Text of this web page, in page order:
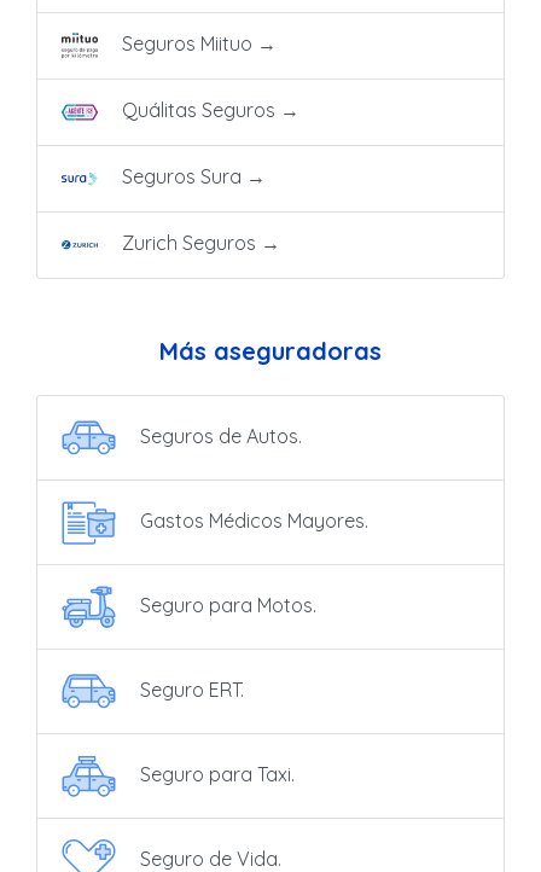
Seguros Miituo →
Quálitas Seguros →
Seguros Sura →
Zurich Seguros →
Más aseguradoras
Seguros de Autos.
Gastos Médicos Mayores.
Seguro para Motos.
Seguro ERT.
Seguro para Taxi.
Seguro de Vida.